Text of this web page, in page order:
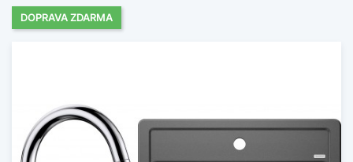
DOPRAVA ZDARMA